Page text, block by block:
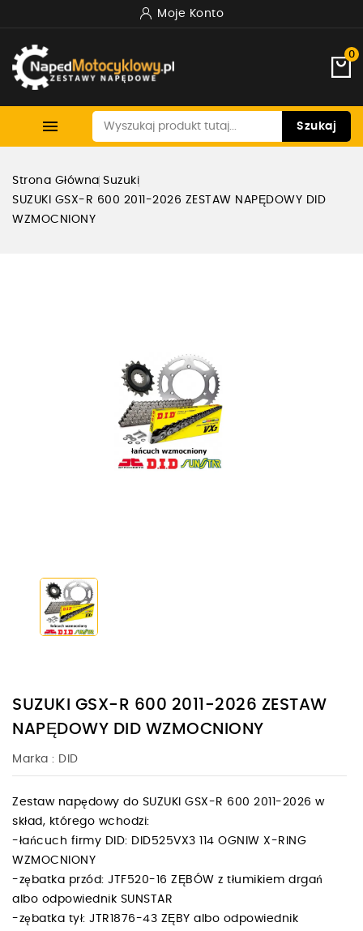
Moje Konto
0
 Szukaj
Strona Główna Suzuki
SUZUKI GSX-R 600 2011-2026 ZESTAW NAPĘDOWY DID
WZMOCNIONY
SUZUKI GSX-R 600 2011-2026 ZESTAW
NAPĘDOWY DID WZMOCNIONY
Marka : DID
Zestaw napędowy do SUZUKI GSX-R 600 2011-2026 w
skład, którego wchodzi:
-łańcuch firmy DID: DID525VX3 114 OGNIW X-RING
WZMOCNIONY
-zębatka przód: JTF520-16 ZĘBÓW z tłumikiem drgań
albo odpowiednik SUNSTAR
-zębatka tył: JTR1876-43 ZĘBY albo odpowiednik